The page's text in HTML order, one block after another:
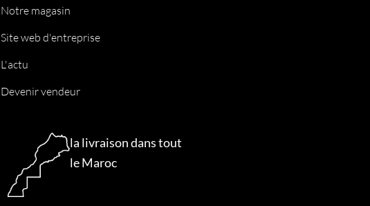
Notre magasin
Site web d'entreprise
L'actu
Devenir vendeur
la livraison dans tout
le Maroc